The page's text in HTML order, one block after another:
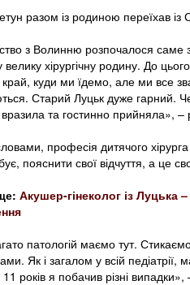
разом із родиною переїхав
з Волинню розпочалося саме
велику хірургічну родину. До
куди ми їдемо, але ми все
Старий Луцьк дуже
та гостинно прийняла», –
професія дитячого
пояснити свої відчуття, а це
Акушер-гінеколог із Луцька
патологій маємо тут.
Як і загалом у всій
років я побачив різні випадки»,